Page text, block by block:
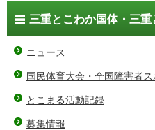
三重とこわか国体・三
ニュース
国民体育大会・全国障害者
とこまる活動記録
募集情報